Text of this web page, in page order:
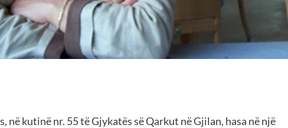
kutinë nr. 55 të Gjykatës së Qarkut në Gjilan, hasa në një